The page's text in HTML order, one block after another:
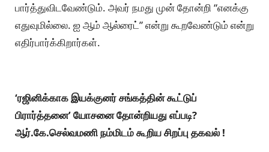
பார்த்துவிடவேண்டும். அவர் நமது முன் தோன்றி “எனக்கு
எதுவுமில்லை. ஐ ஆம் ஆல்ரைட்” என்று கூறவேண்டும் என்று
எதிர்பார்க்கிறார்கள்.
‘ரஜினிக்காக இயக்குனர் சங்கத்தின் கூட்டுப்
பிரார்த்தனை’ யோசனை தோன்றியது எப்படி?
ஆர்.கே.செல்வமணி நம்மிடம் கூறிய சிறப்பு தகவல் !